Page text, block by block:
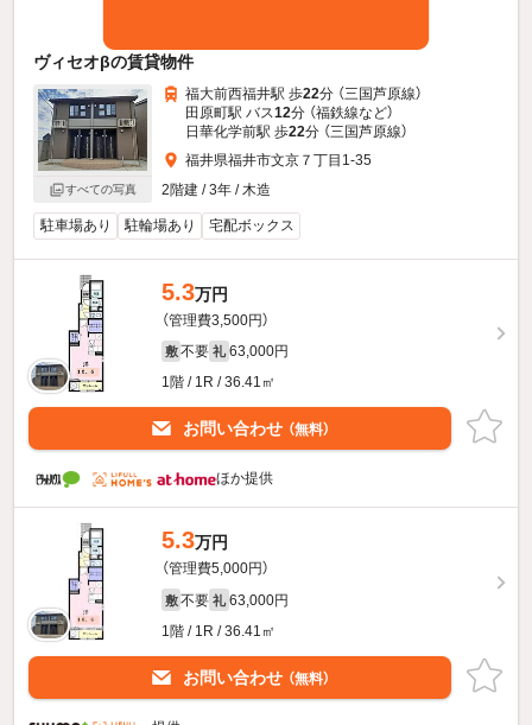
ヴィセオβの賃貸物件
すべての写真
福大前西福井駅 歩22分 （三国芦原線）
田原町駅 バス12分 （福鉄線など）
日華化学前駅 歩22分 （三国芦原線）
福井県福井市文京７丁目1-35
2階建 / 3年 / 木造
駐車場あり 駐輪場あり 宅配ボックス
5.3万円
（管理費3,500円）
敷 不要 礼 63,000円
1階 / 1R / 36.41㎡
お問い合わせ （無料）
ほか提供
5.3万円
（管理費5,000円）
敷 不要 礼 63,000円
1階 / 1R / 36.41㎡
お問い合わせ （無料）